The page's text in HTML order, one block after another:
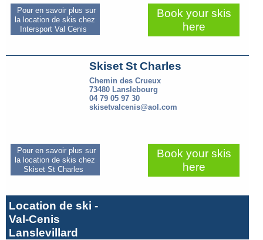
Pour en savoir plus sur
la location de skis chez
Intersport Val Cenis
Book your skis
here
Skiset St Charles
Chemin des Crueux
73480 Lanslebourg
04 79 05 97 30
skisetvalcenis@aol.com
Pour en savoir plus sur
la location de skis chez
Skiset St Charles
Book your skis
here
Location de ski -
Val-Cenis
Lanslevillard